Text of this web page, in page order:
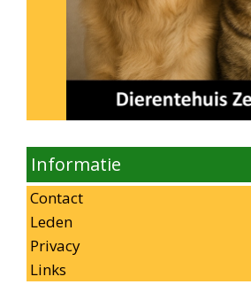
Informatie
Contact
Leden
Privacy
Links